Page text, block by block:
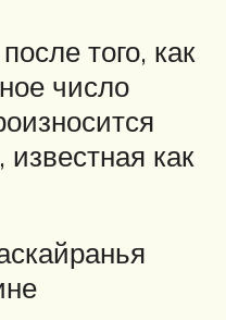
того, как
число
как